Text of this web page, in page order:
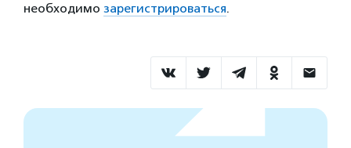
необходимо зарегистрироваться.